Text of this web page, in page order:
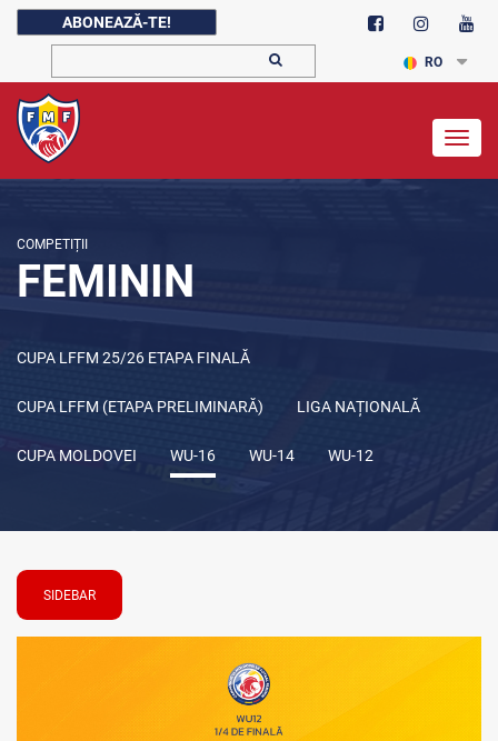
ABONEAZĂ-TE!
RO
COMPETIȚII
FEMININ
CUPA LFFM 25/26 ETAPA FINALĂ
CUPA LFFM (ETAPA PRELIMINARĂ) LIGA NAȚIONALĂ
CUPA MOLDOVEI WU-16 WU-14 WU-12
SIDEBAR